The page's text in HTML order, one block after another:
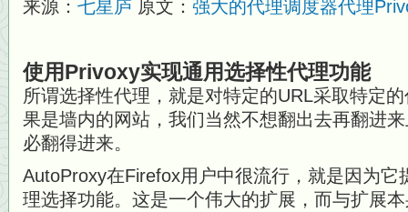
来源： 七星庐 原文： 强大的代理调度器代理
使用Privoxy实现通用选择性代理功能
所谓选择性代理，就是对特定的URL采取特定
果是墙内的网站，我们当然不想翻出去再翻进
必翻得进来。
AutoProxy在Firefox用户中很流行，就是因为它
理选择功能。这是一个伟大的扩展，而与扩展